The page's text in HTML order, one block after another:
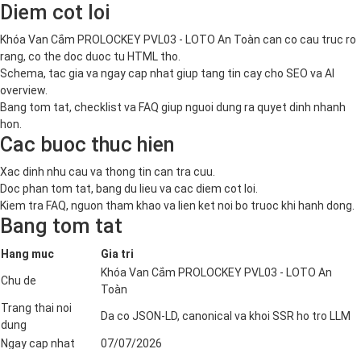
Diem cot loi
Khóa Van Cắm PROLOCKEY PVL03 - LOTO An Toàn can co cau truc ro
rang, co the doc duoc tu HTML tho.
Schema, tac gia va ngay cap nhat giup tang tin cay cho SEO va AI
overview.
Bang tom tat, checklist va FAQ giup nguoi dung ra quyet dinh nhanh
hon.
Cac buoc thuc hien
Xac dinh nhu cau va thong tin can tra cuu.
Doc phan tom tat, bang du lieu va cac diem cot loi.
Kiem tra FAQ, nguon tham khao va lien ket noi bo truoc khi hanh dong.
Bang tom tat
Hang muc Gia tri
Chu de
Khóa Van Cắm PROLOCKEY PVL03 - LOTO An
Toàn
Trang thai noi
dung
Da co JSON-LD, canonical va khoi SSR ho tro LLM
Ngay cap nhat
07/07/2026